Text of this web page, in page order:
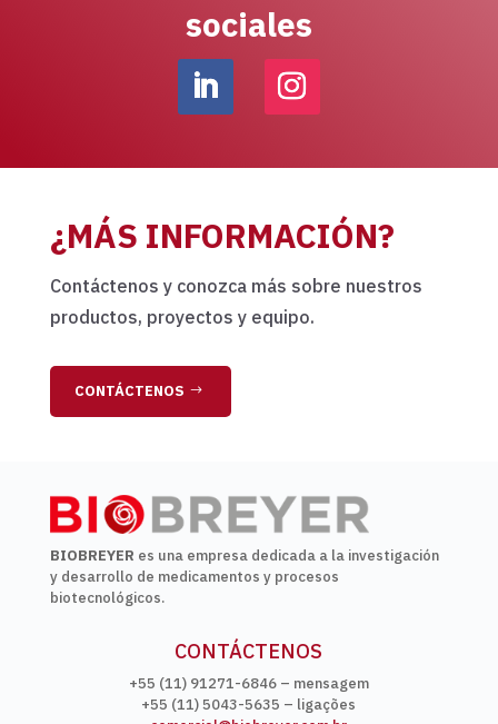
sociales
¿MÁS INFORMACIÓN?
Contáctenos y conozca más sobre nuestros
productos, proyectos y equipo.
CONTÁCTENOS
BIOBREYER es una empresa dedicada a la investigación
y desarrollo de medicamentos y procesos
biotecnológicos.
CONTÁCTENOS
+55 (11) 91271-6846 – mensagem
+55 (11) 5043-5635 – ligações